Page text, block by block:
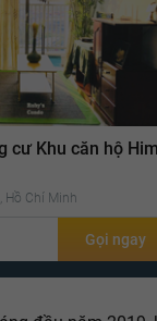
cư Khu căn hộ Him
Hồ Chí Minh
Gọi ngay